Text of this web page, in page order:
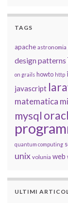
TAGS
apache astronomia
design patterns
on grails howto http
javascript
matematica
mysql
quantum computing
unix volunia web
ULTIMI